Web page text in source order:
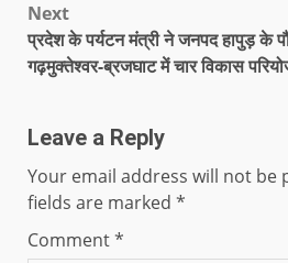
Next
प्रदेश के पर्यटन मंत्री ने जनपद हापुड़ के
गढ़मुक्तेश्वर-ब्रजघाट में चार विकास
Leave a Reply
Your email address will not be
fields are marked *
Comment*